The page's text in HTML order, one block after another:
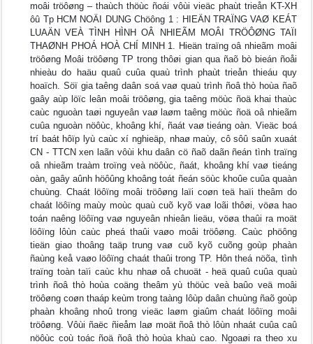
moâi tröôøng – thaùch thöùc ñoái vôùi vieäc phaùt trieån KT-XH
ôû Tp HCM NOÄI DUNG Chöông 1 : HIEÄN TRAÏNG VAØ KEÁT
LUAÄN VEÀ TÌNH HÌNH OÂ NHIEÃM MOÂI TRÖÔØNG TAÏI
THAØNH PHOÁ HOÀ CHÍ MINH 1. Hieän traïng oâ nhieãm moâi
tröôøng Moâi tröôøng TP trong thôøi gian qua ñaõ bò bieán ñoåi
nhieàu do haäu quaû cuûa quaù trình phaùt trieån thieáu quy
hoaïch. Söï gia taêng daân soá vaø quaù trình ñoâ thò hoùa ñaõ
gaây aùp löïc leân moâi tröôøng, gia taêng möùc ñoä khai thaùc
caùc nguoàn taøi nguyeân vaø laøm taêng möùc ñoä oâ nhieãm
cuûa nguoàn nöôùc, khoâng khí, ñaát vaø tieáng oàn. Vieäc boá
trí baát hôïp lyù caùc xí nghieäp, nhaø maùy, cô sôû saûn xuaát
CN - TTCN xen laãn vôùi khu daân cö ñaõ daãn ñeán tình traïng
oâ nhieãm traàm troïng veà nöôùc, ñaát, khoâng khí vaø tieáng
oàn, gaây aûnh höôûng khoâng toát ñeán söùc khoûe cuûa quaàn
chuùng. Chaát löôïng moâi tröôøng laïi coøn teä haïi theâm do
chaát löôïng maùy moùc quaù cuõ kyõ vaø loãi thôøi, vöøa hao
toán naêng löôïng vaø nguyeân nhieân lieäu, vöøa thaûi ra moät
löôïng lôùn caùc pheá thaûi vaøo moâi tröôøng. Caùc phöông
tieän giao thoâng taäp trung vaø cuõ kyõ cuõng goùp phaàn
ñaùng keå vaøo löôïng chaát thaûi trong TP. Hôn theá nöõa, tình
traïng toàn taïi caùc khu nhaø oå chuoät - heä quaû cuûa quaù
trình ñoâ thò hoùa coäng theâm yù thöùc veà baûo veä moâi
tröôøng coøn thaáp keùm trong taàng lôùp daân chuùng ñaõ goùp
phaàn khoâng nhoû trong vieäc laøm giaûm chaát löôïng moâi
tröôøng. Vôùi ñaëc ñieåm laø moät ñoâ thò lôùn nhaát cuûa caû
nöôùc coù toác ñoä ñoâ thò hoùa khaù cao. Ngoaøi ra theo xu